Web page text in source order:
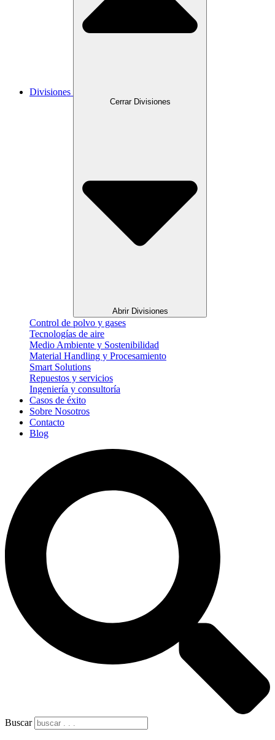
Divisiones
Cerrar Divisiones
Abrir Divisiones
Control de polvo y gases
Tecnologías de aire
Medio Ambiente y Sostenibilidad
Material Handling y Procesamiento
Smart Solutions
Repuestos y servicios
Ingeniería y consultoría
Casos de éxito
Sobre Nosotros
Contacto
Blog
Buscar